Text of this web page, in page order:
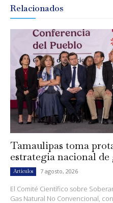
Relacionados
Tamaulipas toma
estrategia nacional
Artículos 7 agosto, 2026
El Comité Científico sobre
Gas Natural No Convencional,